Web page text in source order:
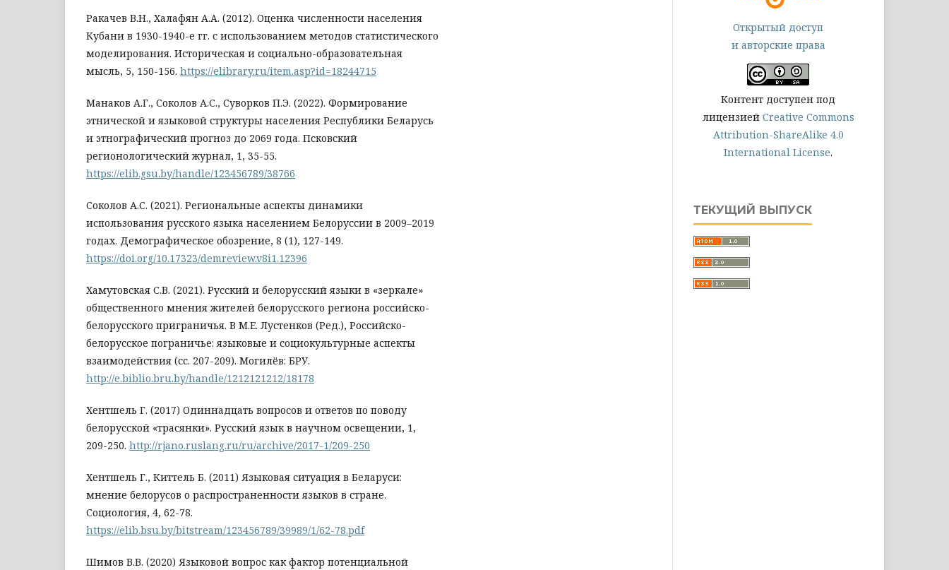
Ракачев В.Н., Халафян А.А. (2012). Оценка численности населения
Кубани в 1930-1940-е гг. с использованием методов статистического
моделирования. Историческая и социально-образовательная
мысль, 5, 150-156. https://elibrary.ru/item.asp?id=18244715
Манаков А.Г., Соколов А.С., Суворков П.Э. (2022). Формирование
этнической и языковой структуры населения Республики Беларусь
и этнографический прогноз до 2069 года. Псковский
регионологический журнал, 1, 35-55.
https://elib.gsu.by/handle/123456789/38766
Соколов А.С. (2021). Региональные аспекты динамики
использования русского языка населением Белоруссии в 2009–2019
годах. Демографическое обозрение, 8 (1), 127-149.
https://doi.org/10.17323/demreview.v8i1.12396
Хамутовская С.В. (2021). Русский и белорусский языки в «зеркале»
общественного мнения жителей белорусского региона российско-
белорусского приграничья. В М.Е. Лустенков (Ред.), Российско-
белорусское пограничье: языковые и социокультурные аспекты
взаимодействия (сс. 207-209). Могилёв: БРУ.
http://e.biblio.bru.by/handle/1212121212/18178
Хентшель Г. (2017) Одиннадцать вопросов и ответов по поводу
белорусской «трасянки». Русский язык в научном освещении, 1,
209-250. http://rjano.ruslang.ru/ru/archive/2017-1/209-250
Хентшель Г., Киттель Б. (2011) Языковая ситуация в Беларуси:
мнение белорусов о распространенности языков в стране.
Социология, 4, 62-78.
https://elib.bsu.by/bitstream/123456789/39989/1/62-78.pdf
Шимов В.В. (2020) Языковой вопрос как фактор потенциальной
Открытый доступ
и авторские права
Контент доступен под
лицензией Creative Commons
Attribution-ShareAlike 4.0
International License.
ТЕКУЩИЙ ВЫПУСК